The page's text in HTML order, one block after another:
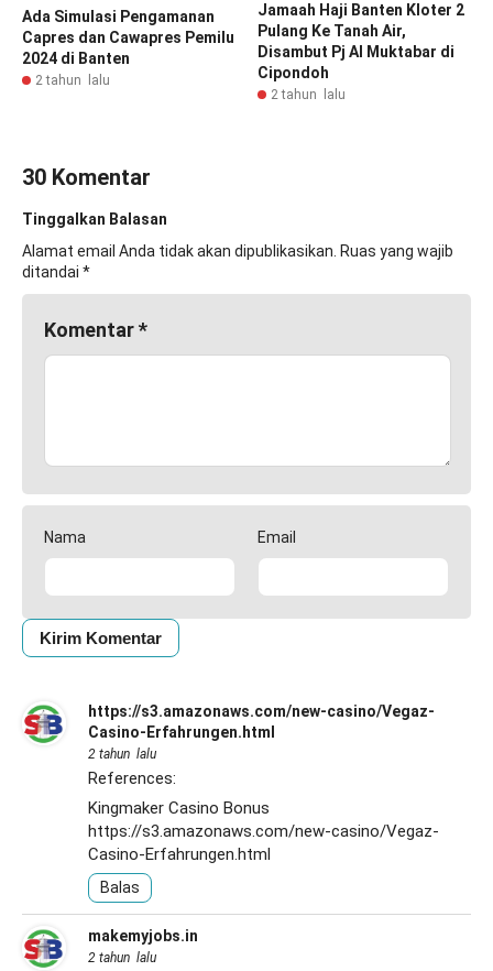
Ada Simulasi Pengamanan
Capres dan Cawapres Pemilu
2024 di Banten
2 tahun lalu
Jamaah Haji Banten Kloter 2
Pulang Ke Tanah Air,
Disambut Pj Al Muktabar di
Cipondoh
2 tahun lalu
30 Komentar
Tinggalkan Balasan
Alamat email Anda tidak akan dipublikasikan. Ruas yang wajib
ditandai *
Komentar*
Nama Email
https://s3.amazonaws.com/new-casino/Vegaz-
Casino-Erfahrungen.html
2 tahun lalu
References:
Kingmaker Casino Bonus
https://s3.amazonaws.com/new-casino/Vegaz-
Casino-Erfahrungen.html
Balas
makemyjobs.in
2 tahun lalu